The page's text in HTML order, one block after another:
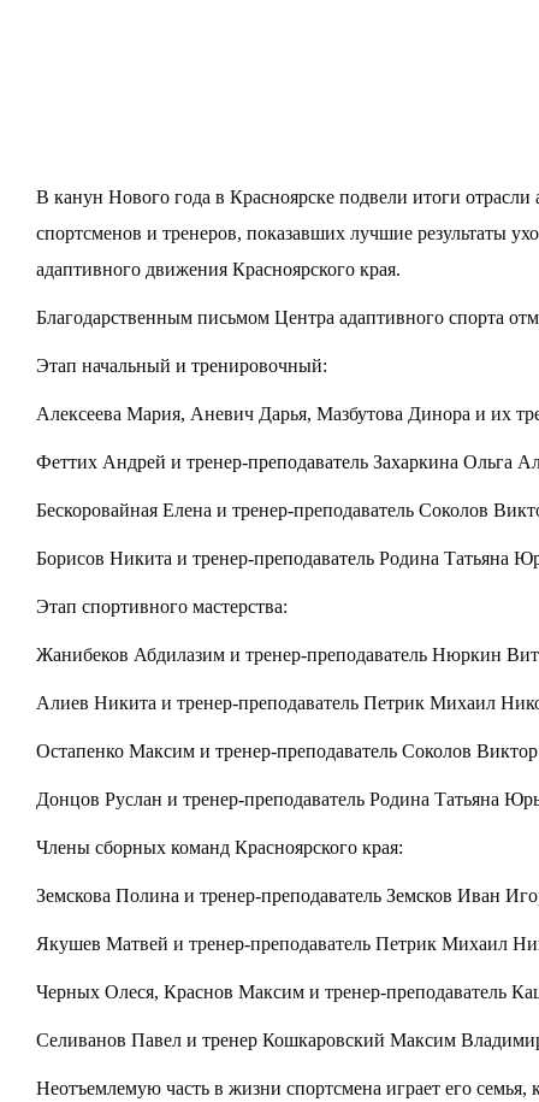
В канун Нового года в Красноярске подвели итоги отрасли
спортсменов и тренеров, показавших лучшие результаты
адаптивного движения Красноярского края.
Благодарственным письмом Центра адаптивного спорта
Этап начальный и тренировочный:
Алексеева Мария, Аневич Дарья, Мазбутова Динора и их
Феттих Андрей и тренер-преподаватель Захаркина Ольга
Бескоровайная Елена и тренер-преподаватель Соколов
Борисов Никита и тренер-преподаватель Родина Татьяна
Этап спортивного мастерства:
Жанибеков Абдилазим и тренер-преподаватель Нюркин
Алиев Никита и тренер-преподаватель Петрик Михаил
Остапенко Максим и тренер-преподаватель Соколов
Донцов Руслан и тренер-преподаватель Родина Татьяна
Члены сборных команд Красноярского края:
Земскова Полина и тренер-преподаватель Земсков Иван
Якушев Матвей и тренер-преподаватель Петрик Михаил
Черных Олеся, Краснов Максим и тренер-преподаватель
Селиванов Павел и тренер Кошкаровский Максим
Неотъемлемую часть в жизни спортсмена играет его